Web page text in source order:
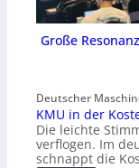
Große
Deutscher
KMU in der
Die leichte
verflogen. Im
schnappt die